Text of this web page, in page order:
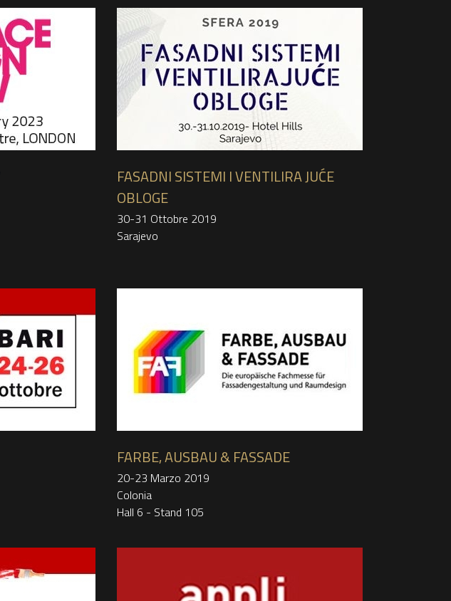
FASADNI SISTEMI I VENTILIRA JUĆE
OBLOGE
30-31 Ottobre 2019
Sarajevo
FARBE, AUSBAU & FASSADE
20-23 Marzo 2019
Colonia
Hall 6 - Stand 105